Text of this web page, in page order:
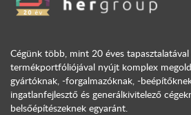
Cégünk több, mint 20 éves
termékportfóliójával nyújt komplex
gyártóknak, -forgalmazóknak, -
ingatlanfejlesztő és generálkivitelező
belsőépítészeknek egyaránt.